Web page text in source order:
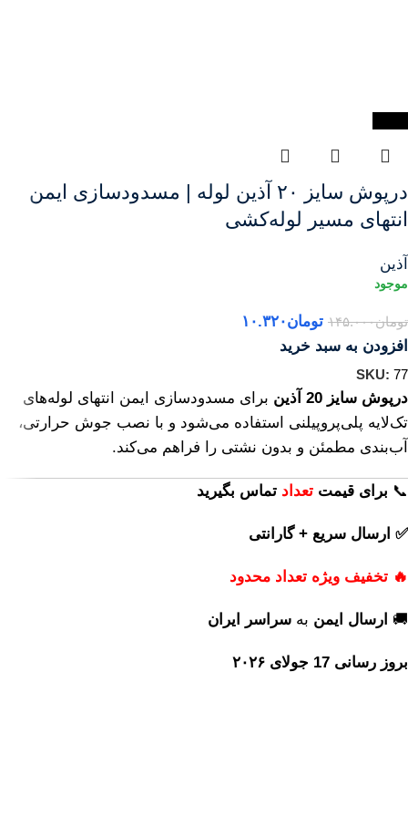
درپوش سایز ۲۰ آذین لوله | مسدودسازی ایمن
انتهای مسیر لوله‌کشی
آذین
تومان۱۴۵.۰۰۰ تومان۱۰.۳۲۰
افزودن به سبد خرید
SKU: 77
درپوش سایز 20 آذین
برای مسدودسازی ایمن انتهای لوله‌های
تک‌لایه پلی‌پروپیلنی استفاده می‌شود و با نصب جوش حرارتی،
آب‌بندی مطمئن و بدون نشتی را فراهم می‌کند.
📞 برای قیمت تعداد تماس بگیرید
✅ ارسال سریع + گارانتی
🔥 تخفیف ویژه تعداد محدود
🚚 ارسال ایمن به سراسر ایران
بروز رسانی 17 جولای ۲۰۲۶